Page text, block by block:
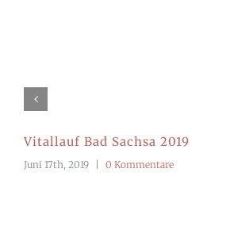
Vitallauf Bad Sachsa 2019
Juni 17th, 2019 | 0 Kommentare